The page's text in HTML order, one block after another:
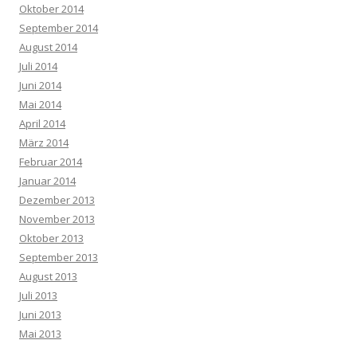
Oktober 2014
September 2014
August 2014
Juli 2014
Juni 2014
Mai 2014
April 2014
März 2014
Februar 2014
Januar 2014
Dezember 2013
November 2013
Oktober 2013
September 2013
August 2013
Juli 2013
Juni 2013
Mai 2013